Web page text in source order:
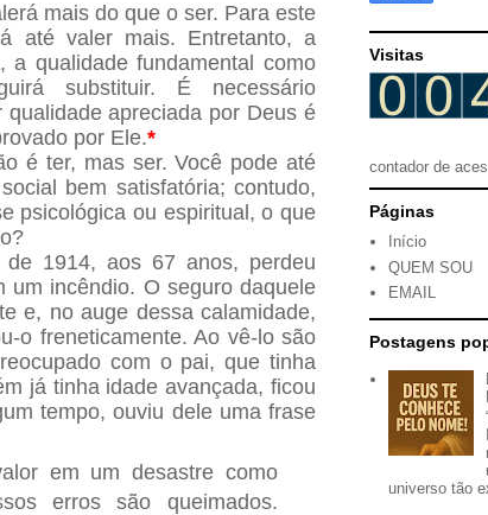
mais do que o ser. Para este
até valer mais. Entretanto, a
a qualidade fundamental como
substituir. É necessário
apreciada por Deus é
por Ele.*
é ter, mas ser. Você pode até
bem satisfatória; contudo,
psicológica ou espiritual, o que
1914, aos 67 anos, perdeu
um incêndio. O seguro daquele
e, no auge dessa calamidade,
o freneticamente. Ao vê-lo são
com o pai, que tinha
já tinha idade avançada, ficou
tempo, ouviu dele uma frase
em um desastre como
erros são queimados.
Visitas
contador de
Páginas
Início
QUEM SOU
EMAIL
Postagens
universo tão